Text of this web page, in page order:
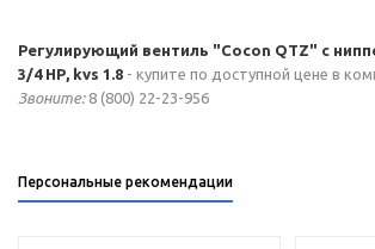
Регулирующий вентиль "Cocon QTZ" с
3/4 НР, kvs 1.8 - купите по доступной цене в
Звоните:8 (800) 22-23-956
Персональные рекомендации